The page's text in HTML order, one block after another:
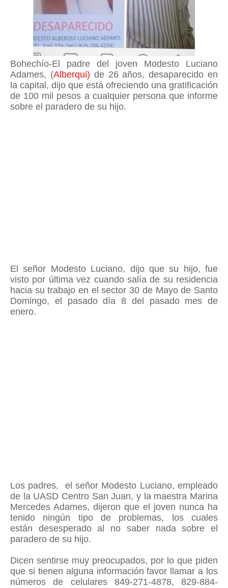
Bohechío-El padre del joven Modesto Luciano
Adames, (Alberqui) de 26 años, desaparecido en
la capital, dijo que está ofreciendo una gratificación
de 100 mil pesos a cualquier persona que informe
sobre el paradero de su hijo.
Elseñor Modesto Luciano, dijo que su hijo, fue
visto por última vez cuando salía de su residencia
hacia su trabajo en el sector 30 de Mayo de Santo
Domingo, el pasado día 8 del pasado mes de
enero.
Los padres, el señor Modesto Luciano, empleado
de la UASD Centro San Juan, y la maestra Marina
Mercedes Adames, dijeron que el joven nunca ha
tenido ningún tipo de problemas, los cuales
están desesperado al no saber nada sobre el
paradero de su hijo.
Dicen sentirse muy preocupados, por lo que piden
que si tienen alguna información favor llamar a los
números de celulares 849-271-4878, 829-884-